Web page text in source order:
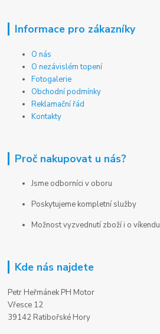
Informace pro zákazníky
O nás
O nezávislém topení
Fotogalerie
Obchodní podmínky
Reklamační řád
Kontakty
Proč nakupovat u nás?
Jsme odborníci v oboru
Poskytujeme kompletní služby
Možnost vyzvednutí zboží i o víkendu
Kde nás najdete
Petr Heřmánek PH Motor
Vřesce 12
39142 Ratibořské Hory